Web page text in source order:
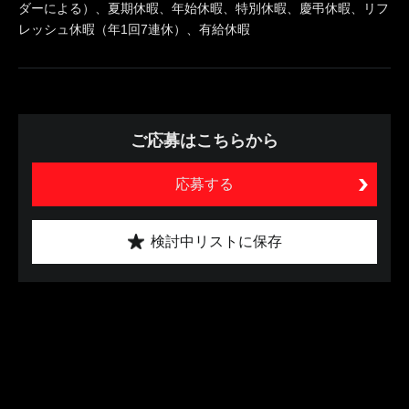
ダーによる）、夏期休暇、年始休暇、特別休暇、慶弔休暇、リフ
レッシュ休暇（年1回7連休）、有給休暇
ご応募はこちらから
応募する
検討中リストに保存